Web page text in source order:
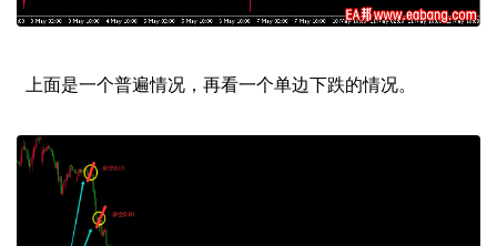
上面是一个普遍情况，再看一个单边下跌的情况。